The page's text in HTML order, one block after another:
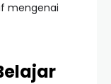
mengenai